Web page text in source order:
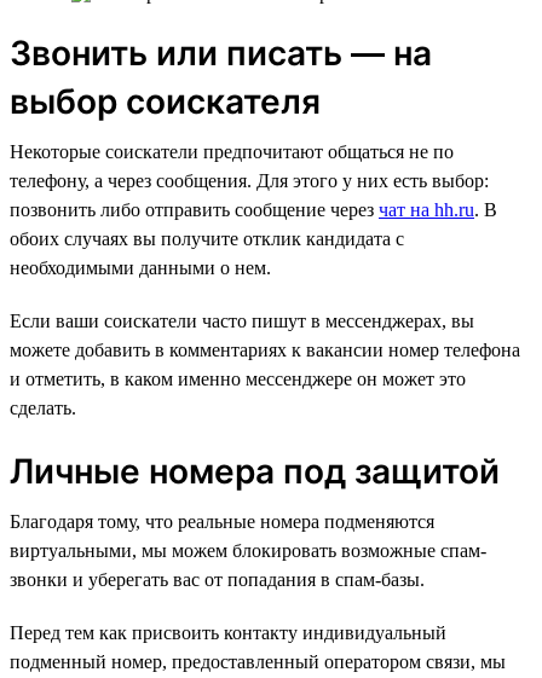
Звонить или писать — на
выбор соискателя
Некоторые соискатели предпочитают общаться не по
телефону, а через сообщения. Для этого у них есть выбор:
позвонить либо отправить сообщение через чат на hh.ru. В
обоих случаях вы получите отклик кандидата с
необходимыми данными о нем.
Если ваши соискатели часто пишут в мессенджерах, вы
можете добавить в комментариях к вакансии номер телефона
и отметить, в каком именно мессенджере он может это
сделать.
Личные номера под защитой
Благодаря тому, что реальные номера подменяются
виртуальными, мы можем блокировать возможные спам-
звонки и уберегать вас от попадания в спам-базы.
Перед тем как присвоить контакту индивидуальный
подменный номер, предоставленный оператором связи, мы